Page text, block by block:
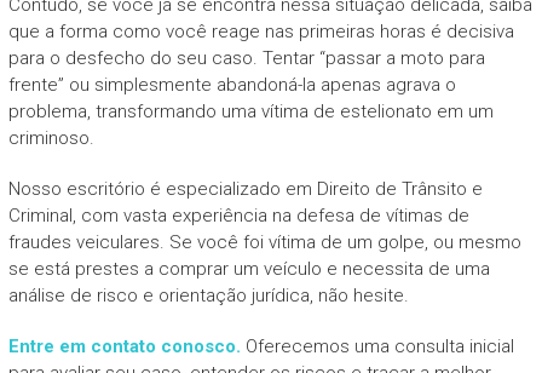
Contudo, se você já se encontra nessa situação delicada, saiba
que a forma como você reage nas primeiras horas é decisiva
para o desfecho do seu caso. Tentar “passar a moto para
frente” ou simplesmente abandoná-la apenas agrava o
problema, transformando uma vítima de estelionato em um
criminoso.
Nosso escritório é especializado em Direito de Trânsito e
Criminal, com vasta experiência na defesa de vítimas de
fraudes veiculares. Se você foi vítima de um golpe, ou mesmo
se está prestes a comprar um veículo e necessita de uma
análise de risco e orientação jurídica, não hesite.
Entre em contato conosco. Oferecemos uma consulta inicial